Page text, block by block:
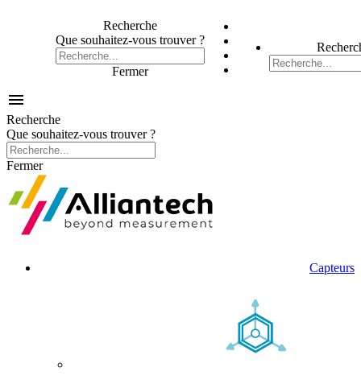
Recherche
Que souhaitez-vous trouver ?
Fermer

Recherche
Que souhaitez-vous trouver ?
Fermer
Capteurs